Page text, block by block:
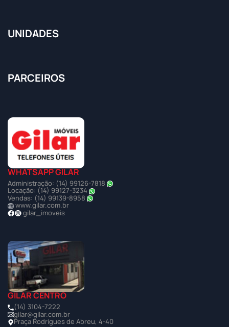
UNIDADES
PARCEIROS
WHATSAPP GILAR
Administração: (14) 99126-7818
Locação: (14) 99127-3234
Vendas: (14) 99139-8958
www.gilar.com.br
gilar_imoveis
GILAR CENTRO
(14) 3104-7222
gilar@gilar.com.br
Praça Rodrigues de Abreu, 4-40